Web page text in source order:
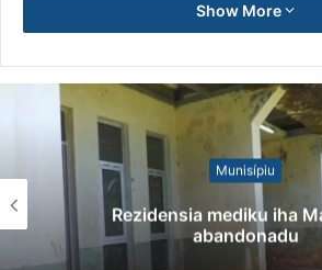
Show More
Munisípiu
Rezidensia mediku iha
abandonadu